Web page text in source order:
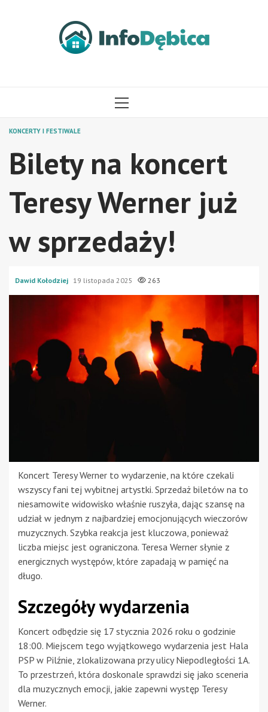
MENU
KONCERTY I FESTIWALE
Bilety na koncert
Teresy Werner już
w sprzedaży!
Dawid Kołodziej 19 listopada 2025 263
Koncert Teresy Werner to wydarzenie, na które czekali
wszyscy fani tej wybitnej artystki. Sprzedaż biletów na to
niesamowite widowisko właśnie ruszyła, dając szansę na
udział w jednym z najbardziej emocjonujących wieczorów
muzycznych. Szybka reakcja jest kluczowa, ponieważ
liczba miejsc jest ograniczona. Teresa Werner słynie z
energicznych występów, które zapadają w pamięć na
długo.
Szczegóły wydarzenia
Koncert odbędzie się 17 stycznia 2026 roku o godzinie
18:00. Miejscem tego wyjątkowego wydarzenia jest Hala
PSP w Pilźnie, zlokalizowana przy ulicy Niepodległości 1A.
To przestrzeń, która doskonale sprawdzi się jako sceneria
dla muzycznych emocji, jakie zapewni występ Teresy
Werner.